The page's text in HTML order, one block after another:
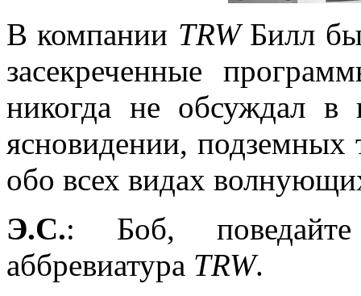
В компании TRW Билл
засекреченные
никогда не обсуждал
ясновидении,
обо всех видах
Э.С.: Боб, поведайте
аббревиатура TRW.